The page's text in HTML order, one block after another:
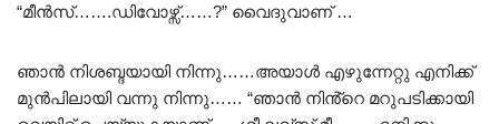
“മീൻസ്…….ഡിവോഴ്സ്……?” വൈദുവാണ് …
ഞാൻ നിശബ്ദയായി നിന്നു……അയാൾ എഴുന്നേറ്റു എനിക്ക്
മുൻപിലായി വന്നു നിന്നു…… “ഞാൻ നിൻ്റെ മറുപടിക്കായി